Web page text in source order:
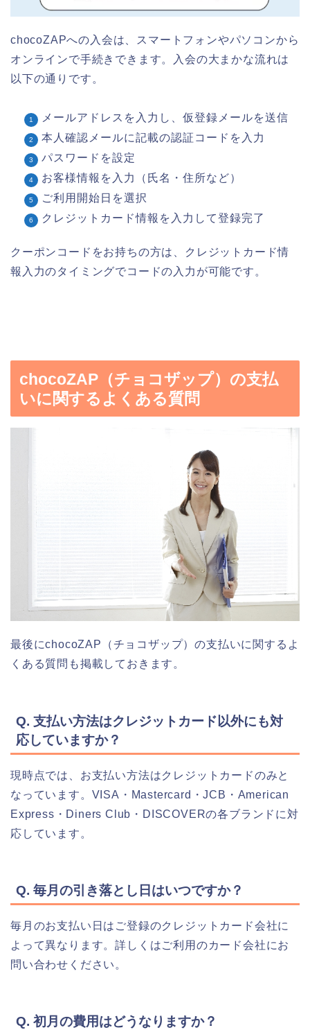
chocoZAPへの入会は、スマートフォンやパソコンから
オンラインで手続きできます。入会の大まかな流れは
以下の通りです。
メールアドレスを入力し、仮登録メールを送信
本人確認メールに記載の認証コードを入力
パスワードを設定
お客様情報を入力（氏名・住所など）
ご利用開始日を選択
クレジットカード情報を入力して登録完了
クーポンコードをお持ちの方は、クレジットカード情
報入力のタイミングでコードの入力が可能です。
chocoZAP（チョコザップ）の支払
いに関するよくある質問
最後にchocoZAP（チョコザップ）の支払いに関するよ
くある質問も掲載しておきます。
Q. 支払い方法はクレジットカード以外にも対
応していますか？
現時点では、お支払い方法はクレジットカードのみと
なっています。VISA・Mastercard・JCB・American
Express・Diners Club・DISCOVERの各ブランドに対
応しています。
Q. 毎月の引き落とし日はいつですか？
毎月のお支払い日はご登録のクレジットカード会社に
よって異なります。詳しくはご利用のカード会社にお
問い合わせください。
Q. 初月の費用はどうなりますか？